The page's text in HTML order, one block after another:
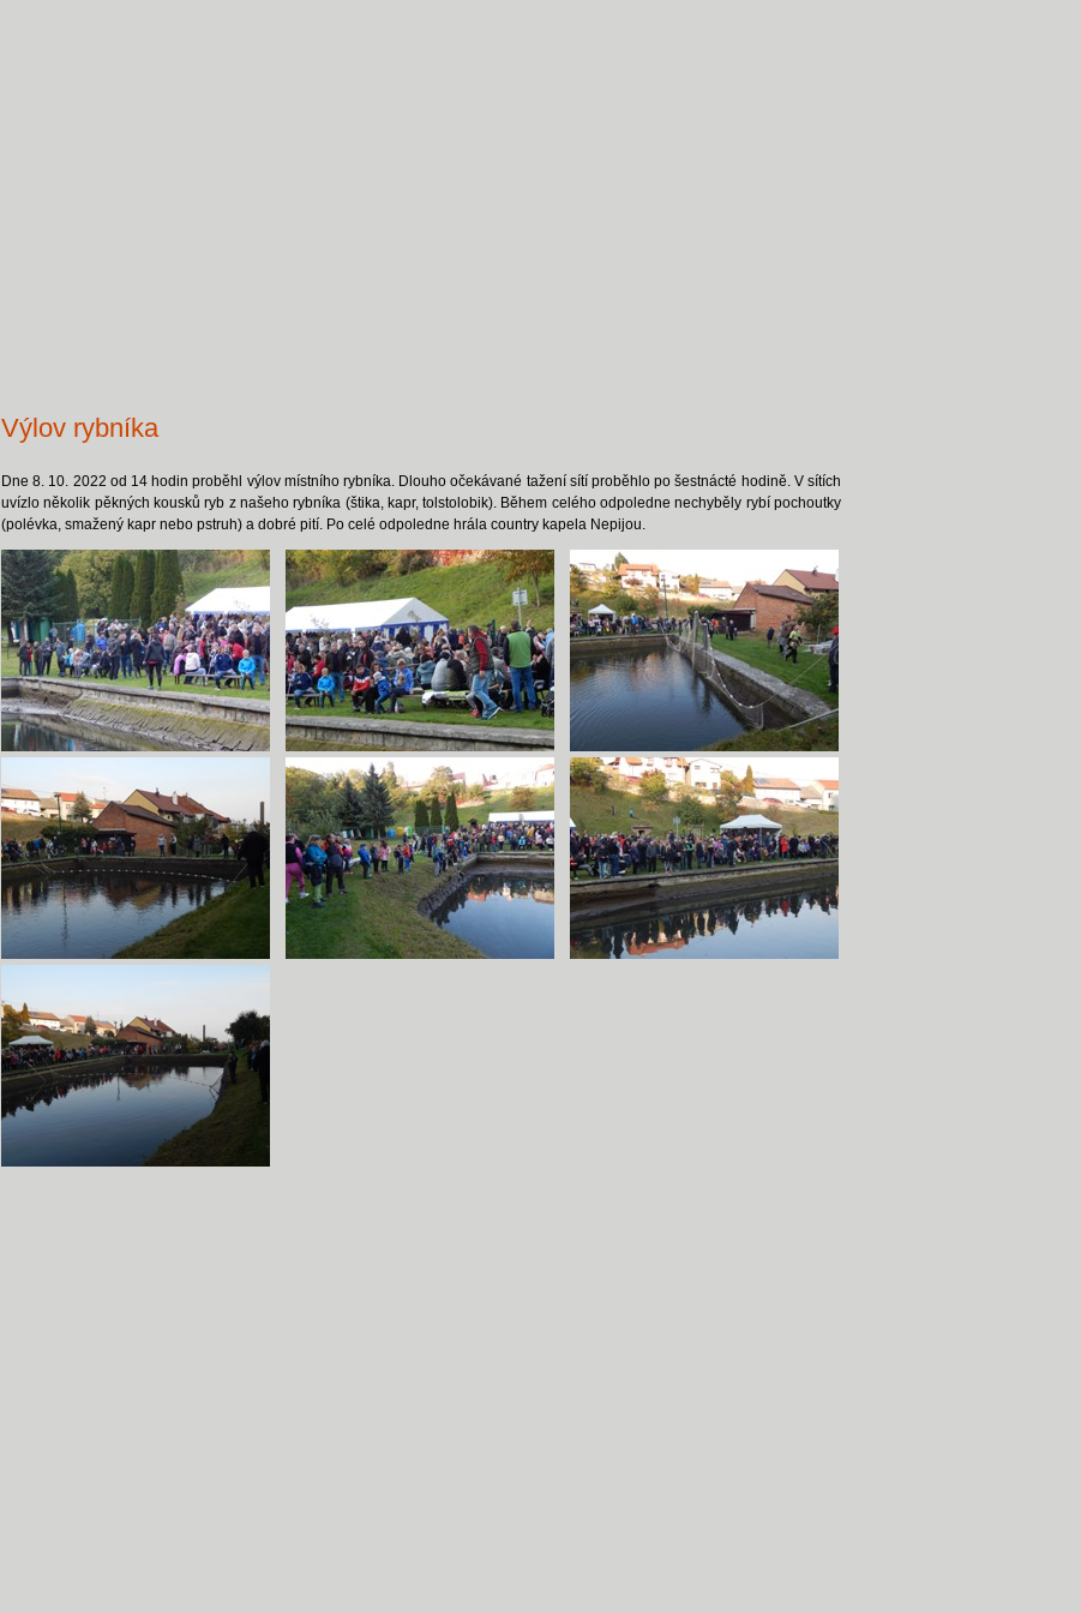
Výlov rybníka
Dne 8. 10. 2022 od 14 hodin proběhl výlov místního rybníka. Dlouho očekávané tažení sítí proběhlo po šestnácté hodině. V sítích
uvízlo několik pěkných kousků ryb z našeho rybníka (štika, kapr, tolstolobik). Během celého odpoledne nechyběly rybí pochoutky
(polévka, smažený kapr nebo pstruh) a dobré pití. Po celé odpoledne hrála country kapela Nepijou.